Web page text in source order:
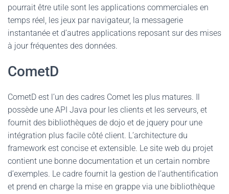
pourrait être utile sont les applications commerciales en
temps réel, les jeux par navigateur, la messagerie
instantanée et d’autres applications reposant sur des mises
à jour fréquentes des données.
CometD
CometD est l’un des cadres Comet les plus matures. Il
possède une API Java pour les clients et les serveurs, et
fournit des bibliothèques de dojo et de jquery pour une
intégration plus facile côté client. L’architecture du
framework est concise et extensible. Le site web du projet
contient une bonne documentation et un certain nombre
d’exemples. Le cadre fournit la gestion de l’authentification
et prend en charge la mise en grappe via une bibliothèque